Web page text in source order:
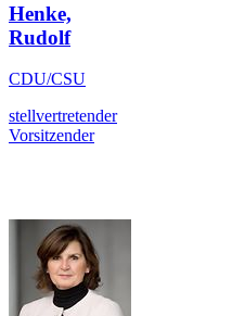
Henke,
Rudolf
CDU/CSU
stellvertretender
Vorsitzender